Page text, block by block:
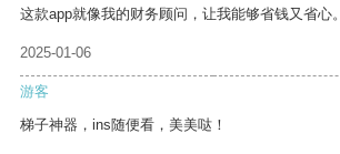
这款app就像我的财务顾问，让我能够省钱又省心。
2025-01-06
游客
梯子神器，ins随便看，美美哒！